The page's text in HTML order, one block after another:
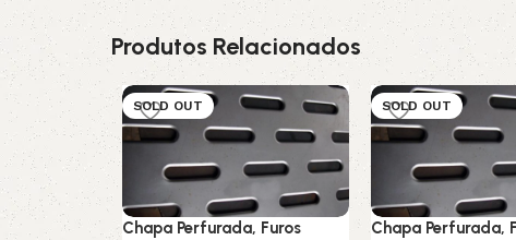
Produtos Relacionados
SOLD OUT
Chapa Perfurada, Furos
SOLD OUT
Chapa Perfurada,